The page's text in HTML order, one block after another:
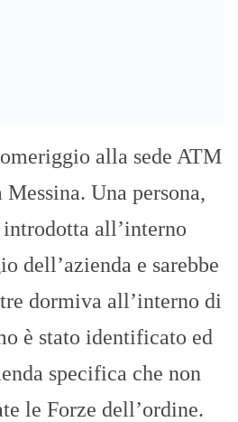
alla sede ATM
Una persona,
all’interno
dell’azienda e sarebbe
dormiva all’interno di
è stato identificato ed
specifica che non
le Forze dell’ordine.